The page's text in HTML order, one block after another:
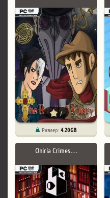
7
Размер:4.20 GB
Oniria Crimes …